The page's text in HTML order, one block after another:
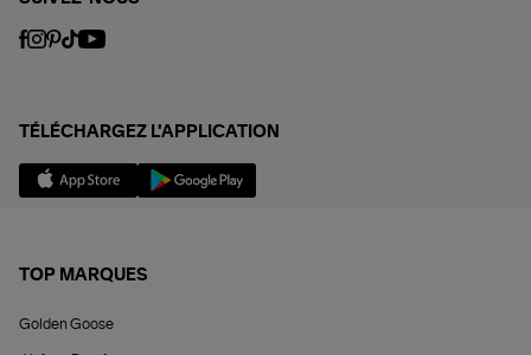
TÉLÉCHARGEZ L'APPLICATION
TOP MARQUES
Golden Goose